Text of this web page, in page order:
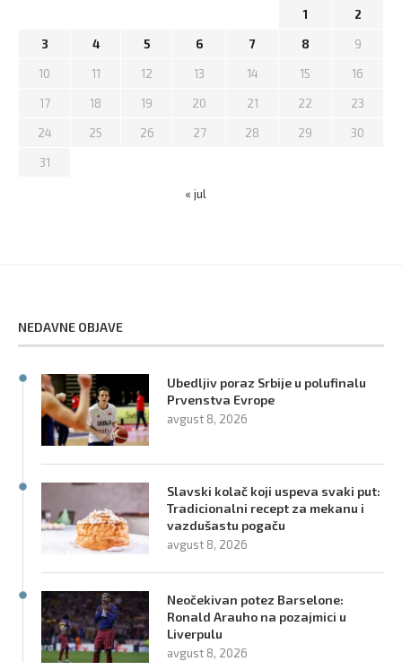
1 2
3 4 5 6 7 8 9
10 11 12 13 14 15 16
17 18 19 20 21 22 23
24 25 26 27 28 29 30
31
« jul
NEDAVNE OBJAVE
Ubedljiv poraz Srbije u polufinalu
Prvenstva Evrope
avgust 8, 2026
Slavski kolač koji uspeva svaki put:
Tradicionalni recept za mekanu i
vazdušastu pogaču
avgust 8, 2026
Neočekivan potez Barselone:
Ronald Arauho na pozajmici u
Liverpulu
avgust 8, 2026